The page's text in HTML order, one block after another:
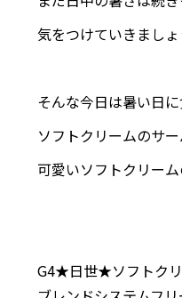
気をつけていきましょ
そんな今日は暑い日
ソフトクリームのサ
可愛いソフトクリー
G4★日世★ソフトク